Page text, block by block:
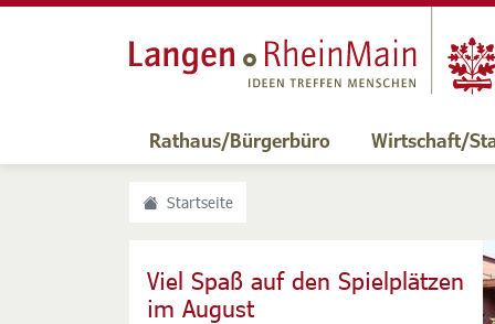
Rathaus/Bürgerbüro Wirtschaft/
Startseite
Viel Spaß auf den Spielplätzen
im August